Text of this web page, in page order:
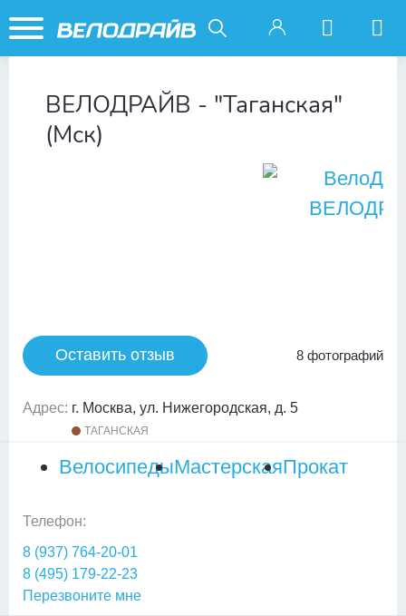
ВЕЛОДРАЙВ - "Таганская"
(Мск)
Оставить отзыв 8 фотографий
Адрес: г. Москва, ул. Нижегородская, д. 5
ТАГАНСКАЯ
ВелосипедыМастерскаяПрокат
Телефон:
8 (937) 764-20-01
8 (495) 179-22-23
Перезвоните мне